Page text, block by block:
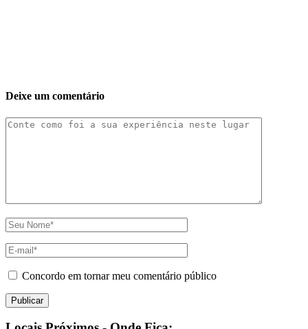
Deixe um comentário
Concordo em tornar meu comentário público